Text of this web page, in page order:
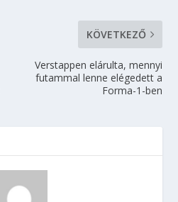
KÖVETKEZŐ
Verstappen elárulta, mennyi
futammal lenne elégedett a
Forma-1-ben